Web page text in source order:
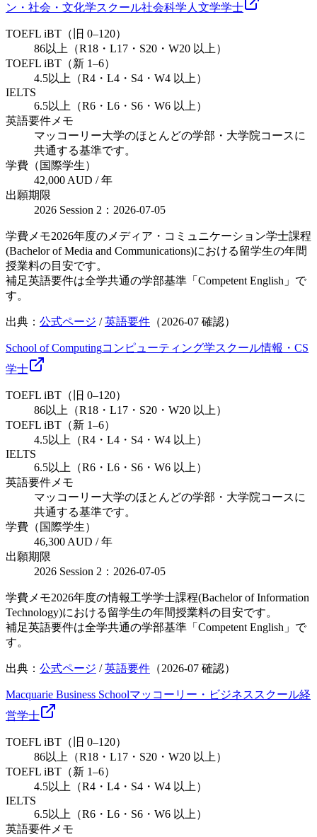
ン・社会・文化学スクール社会科学 人文学学士
TOEFL iBT（旧 0–120）
86以上（R18・L17・S20・W20 以上）
TOEFL iBT（新 1–6）
4.5以上（R4・L4・S4・W4 以上）
IELTS
6.5以上（R6・L6・S6・W6 以上）
英語要件メモ
マッコーリー大学のほとんどの学部・大学院コースに
共通する基準です。
学費（国際学生）
42,000 AUD / 年
出願期限
2026 Session 2：2026-07-05
学費メモ2026年度のメディア・コミュニケーション学士課程
(Bachelor of Media and Communications)における留学生の年間
授業料の目安です。
補足英語要件は全学共通の学部基準「Competent English」で
す。
出典： 公式ページ /英語要件 （2026-07 確認）
School of Computingコンピューティング学スクール情報・CS
学士
TOEFL iBT（旧 0–120）
86以上（R18・L17・S20・W20 以上）
TOEFL iBT（新 1–6）
4.5以上（R4・L4・S4・W4 以上）
IELTS
6.5以上（R6・L6・S6・W6 以上）
英語要件メモ
マッコーリー大学のほとんどの学部・大学院コースに
共通する基準です。
学費（国際学生）
46,300 AUD / 年
出願期限
2026 Session 2：2026-07-05
学費メモ2026年度の情報工学学士課程(Bachelor of Information
Technology)における留学生の年間授業料の目安です。
補足英語要件は全学共通の学部基準「Competent English」で
す。
出典： 公式ページ /英語要件 （2026-07 確認）
Macquarie Business Schoolマッコーリー・ビジネススクール経
営学士
TOEFL iBT（旧 0–120）
86以上（R18・L17・S20・W20 以上）
TOEFL iBT（新 1–6）
4.5以上（R4・L4・S4・W4 以上）
IELTS
6.5以上（R6・L6・S6・W6 以上）
英語要件メモ